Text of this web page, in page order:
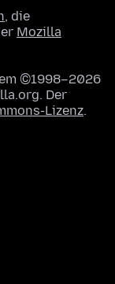
, die
Mozilla
©1998–2026
Der
Lizenz.